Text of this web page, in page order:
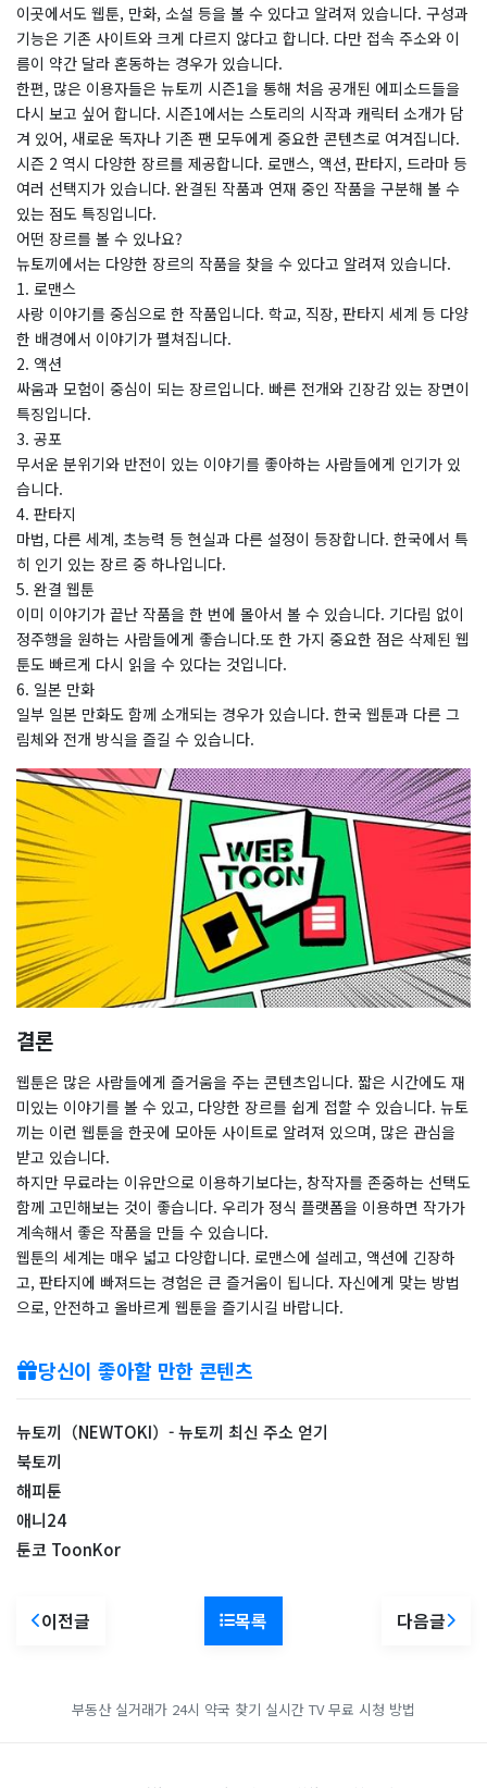
이곳에서도 웹툰, 만화, 소설 등을 볼 수 있다고 알려져 있습니다. 구성과
기능은 기존 사이트와 크게 다르지 않다고 합니다. 다만 접속 주소와 이
름이 약간 달라 혼동하는 경우가 있습니다.
한편, 많은 이용자들은 뉴토끼 시즌1을 통해 처음 공개된 에피소드들을
다시 보고 싶어 합니다. 시즌1에서는 스토리의 시작과 캐릭터 소개가 담
겨 있어, 새로운 독자나 기존 팬 모두에게 중요한 콘텐츠로 여겨집니다.
시즌 2 역시 다양한 장르를 제공합니다. 로맨스, 액션, 판타지, 드라마 등
여러 선택지가 있습니다. 완결된 작품과 연재 중인 작품을 구분해 볼 수
있는 점도 특징입니다.
어떤 장르를 볼 수 있나요?
뉴토끼에서는 다양한 장르의 작품을 찾을 수 있다고 알려져 있습니다.
1. 로맨스
사랑 이야기를 중심으로 한 작품입니다. 학교, 직장, 판타지 세계 등 다양
한 배경에서 이야기가 펼쳐집니다.
2. 액션
싸움과 모험이 중심이 되는 장르입니다. 빠른 전개와 긴장감 있는 장면이
특징입니다.
3. 공포
무서운 분위기와 반전이 있는 이야기를 좋아하는 사람들에게 인기가 있
습니다.
4. 판타지
마법, 다른 세계, 초능력 등 현실과 다른 설정이 등장합니다. 한국에서 특
히 인기 있는 장르 중 하나입니다.
5. 완결 웹툰
이미 이야기가 끝난 작품을 한 번에 몰아서 볼 수 있습니다. 기다림 없이
정주행을 원하는 사람들에게 좋습니다.또 한 가지 중요한 점은 삭제된 웹
툰도 빠르게 다시 읽을 수 있다는 것입니다.
6. 일본 만화
일부 일본 만화도 함께 소개되는 경우가 있습니다. 한국 웹툰과 다른 그
림체와 전개 방식을 즐길 수 있습니다.
결론
웹툰은 많은 사람들에게 즐거움을 주는 콘텐츠입니다. 짧은 시간에도 재
미있는 이야기를 볼 수 있고, 다양한 장르를 쉽게 접할 수 있습니다. 뉴토
끼는 이런 웹툰을 한곳에 모아둔 사이트로 알려져 있으며, 많은 관심을
받고 있습니다.
하지만 무료라는 이유만으로 이용하기보다는, 창작자를 존중하는 선택도
함께 고민해보는 것이 좋습니다. 우리가 정식 플랫폼을 이용하면 작가가
계속해서 좋은 작품을 만들 수 있습니다.
웹툰의 세계는 매우 넓고 다양합니다. 로맨스에 설레고, 액션에 긴장하
고, 판타지에 빠져드는 경험은 큰 즐거움이 됩니다. 자신에게 맞는 방법
으로, 안전하고 올바르게 웹툰을 즐기시길 바랍니다.
당신이 좋아할 만한 콘텐츠
뉴토끼（NEWTOKI）- 뉴토끼 최신 주소 얻기
북토끼
해피툰
애니24
툰코 ToonKor
이전글 목록 다음글
부동산 실거래가 24시 약국 찾기 실시간 TV 무료 시청 방법